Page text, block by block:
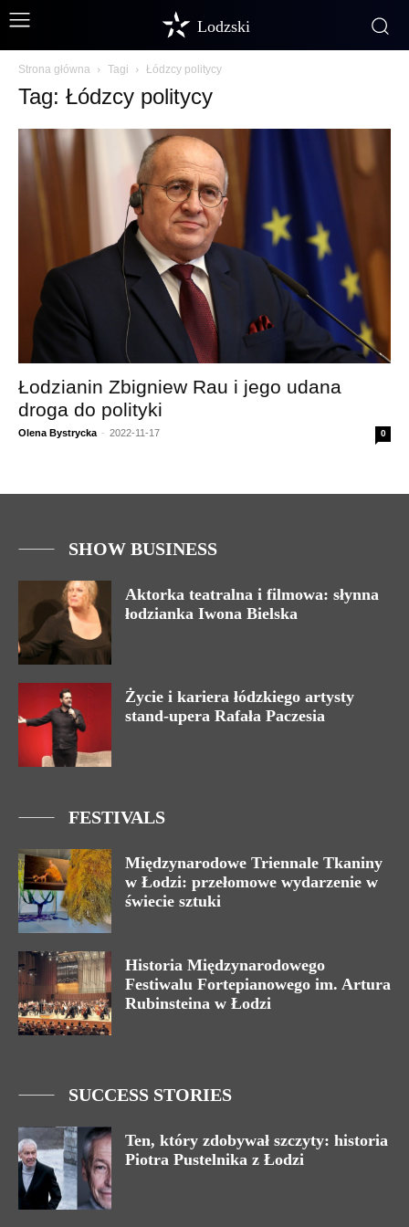
Lodzski
Strona główna Tagi Łódzcy politycy
Tag: Łódzcy politycy
Łodzianin Zbigniew Rau i jego udana
droga do polityki
Olena Bystrycka - 2022-11-17 0
SHOW BUSINESS
Aktorka teatralna i filmowa: słynna
łodzianka Iwona Bielska
Życie i kariera łódzkiego artysty
stand-upera Rafała Paczesia
FESTIVALS
Międzynarodowe Triennale Tkaniny
w Łodzi: przełomowe wydarzenie w
świecie sztuki
Historia Międzynarodowego
Festiwalu Fortepianowego im. Artura
Rubinsteina w Łodzi
SUCCESS STORIES
Ten, który zdobywał szczyty: historia
Piotra Pustelnika z Łodzi